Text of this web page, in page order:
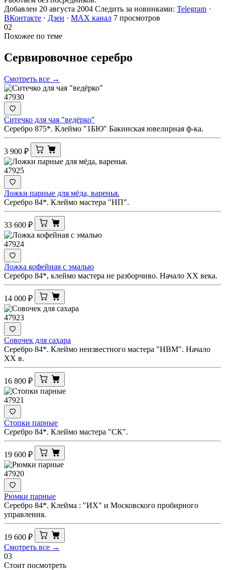
Добавлен 20 августа 2004 Следить за новинками: Telegram ·
ВКонтакте · Дзен · MAX канал 7 просмотров
02
Похожее по теме
Сервировочное серебро
Смотреть все →
47930
Ситечко для чая "ведёрко"
Серебро 875*. Клеймо "1БЮ" Бакинская ювелирная ф-ка.
3 900 ₽
47925
Ложки парные для мёда, варенья.
Серебро 84*. Клеймо мастера "НП".
33 600 ₽
47924
Ложка кофейная с эмалью
Серебро 84*, клеймо мастера не разборчиво. Начало XX века.
14 000 ₽
47923
Совочек для сахара
Серебро 84*. Клеймо неизвестного мастера "НВМ". Начало
XX в.
16 800 ₽
47921
Стопки парные
Серебро 84*. Клеймо мастера "СК".
19 600 ₽
47920
Рюмки парные
Серебро 84*. Клейма : "ИХ" и Московского пробирного
управления.
19 600 ₽
Смотреть все →
03
Стоит посмотреть